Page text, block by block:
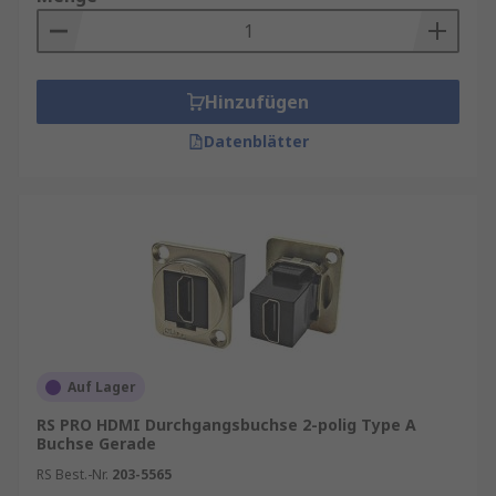
TV‑Geräte, Monitore, PCs und AV‑Receiver.
Unterstützt hohe Bandbreiten und moderne
HDMI Standards wie HDMI 2.0 oder HDMI
HDMI Typ C Buchsen (Mini HDMI)
HDMI Typ D Buchsen (Micro HDMI)
Besonders klein, ideal für mobile Endgeräte
oder Embedded‑Systeme mit begrenztem
Montage in Gehäusen oder Frontplatten,
häufig mit Schraub‑ oder
Snap‑In‑Befestigung.
Hinzufügen
Datenblätter
Auf Lager
RS PRO HDMI Durchgangsbuchse 2-polig Type A
Buchse Gerade
RS Best.-Nr. 203-5565